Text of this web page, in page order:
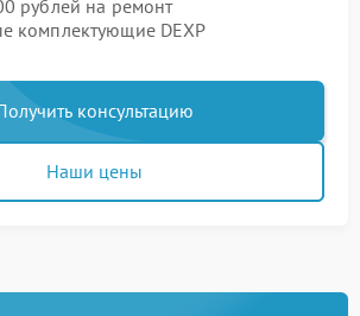
рублей на ремонт
комплектующие DEXP
консультацию
Наши цены